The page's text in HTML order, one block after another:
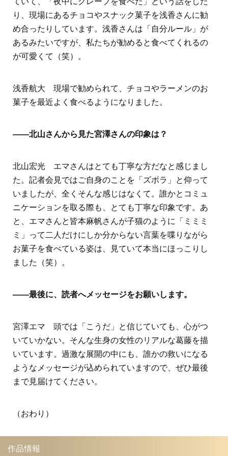
り、現場にあるチョコやスナック菓子を浅香さんに勧
め合ったりしています。浅香さんは「自分ルール」が
あるみたいですが、私たちが勧めると食べてくれるの
が可愛くて（笑）。
浅香航大 現場で勧められて、チョコやラーメンのお
菓子を最近よく食べるようになりました。
――北山さんから見た宮澤さんの印象は？
北山宏光 エマさんはとても丁寧な方だなと感じまし
た。記者会見ではご自身のことを「ズボラ」と仰って
いましたが、全くそんな感じはなくて。誰かとコミュ
ニケーションを取る際も、とても丁寧な印象です。あ
と、エマさんと皆本麻帆さんが子猫のように「ミミミ
ミ」って二人だけにしか分からない言葉を喋りながら
お菓子を食べている姿は、見ていて本当にほっこりし
ました（笑）。
――最後に、読者へメッセージをお願いします。
宮澤エマ 頭では「こうだ」と信じていても、心がつ
いていかない。そんな生身の女性のリアルな葛藤を描
いています。過激な展開の中にも、誰かの救いになる
ようなメッセージが込められていますので、ぜひ最後
まで見届けてください。
（おわり）
作品情報